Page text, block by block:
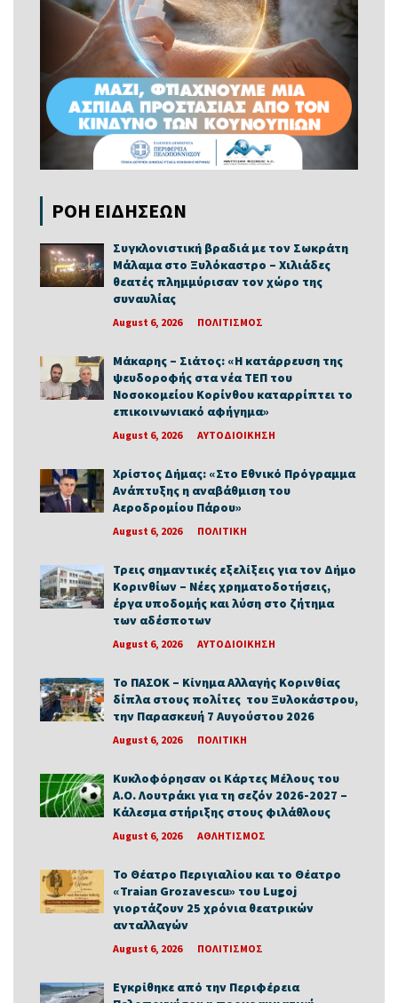
ΡΟΗ ΕΙΔΗΣΕΩΝ
Συγκλονιστική βραδιά με τον Σωκράτη
Μάλαμα στο Ξυλόκαστρο – Χιλιάδες
θεατές πλημμύρισαν τον χώρο της
συναυλίας
August 6, 2026 ΠΟΛΙΤΙΣΜΟΣ
Μάκαρης – Σιάτος: «Η κατάρρευση της
ψευδοροφής στα νέα ΤΕΠ του
Νοσοκομείου Κορίνθου καταρρίπτει το
επικοινωνιακό αφήγημα»
August 6, 2026 ΑΥΤΟΔΙΟΙΚΗΣΗ
Χρίστος Δήμας: «Στο Εθνικό Πρόγραμμα
Ανάπτυξης η αναβάθμιση του
Αεροδρομίου Πάρου»
August 6, 2026 ΠΟΛΙΤΙΚΗ
Τρεις σημαντικές εξελίξεις για τον Δήμο
Κορινθίων – Νέες χρηματοδοτήσεις,
έργα υποδομής και λύση στο ζήτημα
των αδέσποτων
August 6, 2026 ΑΥΤΟΔΙΟΙΚΗΣΗ
Το ΠΑΣΟΚ – Κίνημα Αλλαγής Κορινθίας
δίπλα στους πολίτες του Ξυλοκάστρου,
την Παρασκευή 7 Αυγούστου 2026
August 6, 2026 ΠΟΛΙΤΙΚΗ
Κυκλοφόρησαν οι Κάρτες Μέλους του
Α.Ο. Λουτράκι για τη σεζόν 2026-2027 –
Κάλεσμα στήριξης στους φιλάθλους
August 6, 2026 ΑΘΛΗΤΙΣΜΟΣ
Το Θέατρο Περιγιαλίου και το Θέατρο
«Traian Grozavescu» του Lugoj
γιορτάζουν 25 χρόνια θεατρικών
ανταλλαγών
August 6, 2026 ΠΟΛΙΤΙΣΜΟΣ
Εγκρίθηκε από την Περιφέρεια